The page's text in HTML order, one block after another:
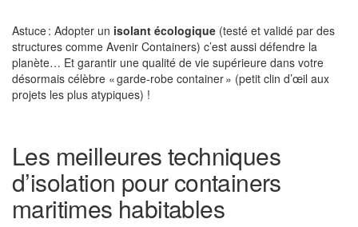
Astuce : Adopter un isolant écologique (testé et validé par des
structures comme Avenir Containers) c’est aussi défendre la
planète… Et garantir une qualité de vie supérieure dans votre
désormais célèbre « garde-robe container » (petit clin d’œil aux
projets les plus atypiques) !
Les meilleures techniques
d’isolation pour containers
maritimes habitables